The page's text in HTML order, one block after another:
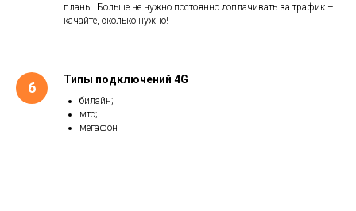
планы. Больше не нужно постоянно доплачивать за трафик –
качайте, сколько нужно!
Типы подключений 4G
билайн;
мтс;
мегафон